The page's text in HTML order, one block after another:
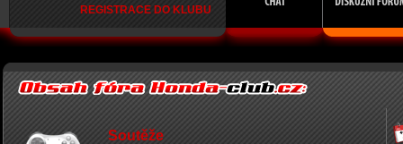
REGISTRACE DO KLUBU
Soutěže